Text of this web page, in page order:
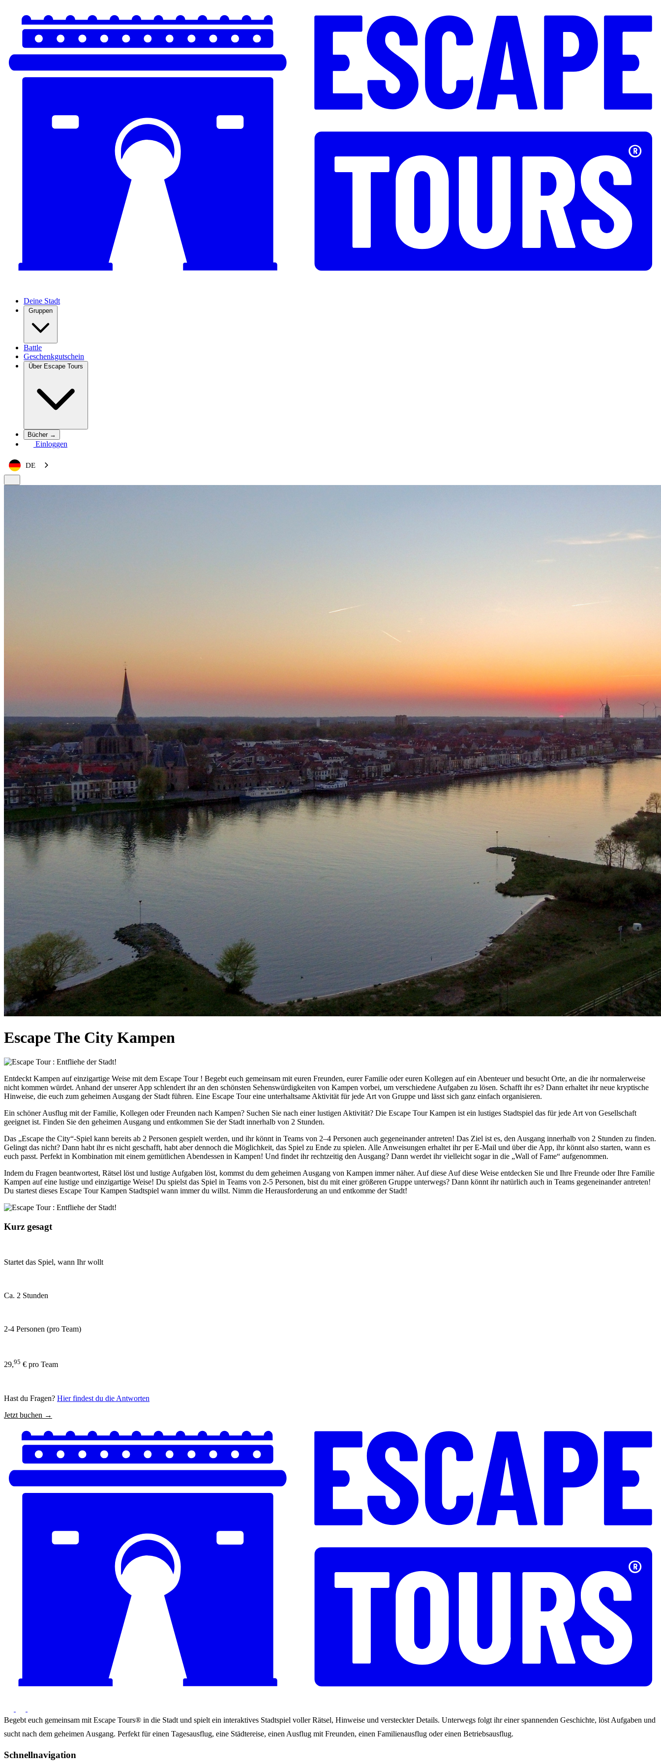
Deine Stadt
Gruppen
Battle
Geschenkgutschein
Über Escape Tours
Bücher →
Einloggen
DE
Escape The City Kampen
Entdeckt Kampen auf einzigartige Weise mit dem Escape Tour ! Begebt euch gemeinsam mit euren Freunden, eurer Familie oder euren Kollegen auf ein Abenteuer und besucht Orte, an die ihr normalerweise
nicht kommen würdet. Anhand der unserer App schlendert ihr an den schönsten Sehenswürdigkeiten von Kampen vorbei, um verschiedene Aufgaben zu lösen. Schafft ihr es? Dann erhaltet ihr neue kryptische
Hinweise, die euch zum geheimen Ausgang der Stadt führen. Eine Escape Tour eine unterhaltsame Aktivität für jede Art von Gruppe und lässt sich ganz einfach organisieren.
Ein schöner Ausflug mit der Familie, Kollegen oder Freunden nach Kampen? Suchen Sie nach einer lustigen Aktivität? Die Escape Tour Kampen ist ein lustiges Stadtspiel das für jede Art von Gesellschaft
geeignet ist. Finden Sie den geheimen Ausgang und entkommen Sie der Stadt innerhalb von 2 Stunden.
Das „Escape the City“-Spiel kann bereits ab 2 Personen gespielt werden, und ihr könnt in Teams von 2–4 Personen auch gegeneinander antreten! Das Ziel ist es, den Ausgang innerhalb von 2 Stunden zu finden.
Gelingt das nicht? Dann habt ihr es nicht geschafft, habt aber dennoch die Möglichkeit, das Spiel zu Ende zu spielen. Alle Anweisungen erhaltet ihr per E-Mail und über die App, ihr könnt also starten, wann es
euch passt. Perfekt in Kombination mit einem gemütlichen Abendessen in Kampen! Und findet ihr rechtzeitig den Ausgang? Dann werdet ihr vielleicht sogar in die „Wall of Fame“ aufgenommen.
Indem du Fragen beantwortest, Rätsel löst und lustige Aufgaben löst, kommst du dem geheimen Ausgang von Kampen immer näher. Auf diese Auf diese Weise entdecken Sie und Ihre Freunde oder Ihre Familie
Kampen auf eine lustige und einzigartige Weise! Du spielst das Spiel in Teams von 2-5 Personen, bist du mit einer größeren Gruppe unterwegs? Dann könnt ihr natürlich auch in Teams gegeneinander antreten!
Du startest dieses Escape Tour Kampen Stadtspiel wann immer du willst. Nimm die Herausforderung an und entkomme der Stadt!
Kurz gesagt
Startet das Spiel, wann Ihr wollt
Ca. 2 Stunden
2-4 Personen (pro Team)
29,95 € pro Team
Hast du Fragen? Hier findest du die Antworten
Jetzt buchen →
Begebt euch gemeinsam mit Escape Tours® in die Stadt und spielt ein interaktives Stadtspiel voller Rätsel, Hinweise und versteckter Details. Unterwegs folgt ihr einer spannenden Geschichte, löst Aufgaben und
sucht nach dem geheimen Ausgang. Perfekt für einen Tagesausflug, eine Städtereise, einen Ausflug mit Freunden, einen Familienausflug oder einen Betriebsausflug.
Schnellnavigation